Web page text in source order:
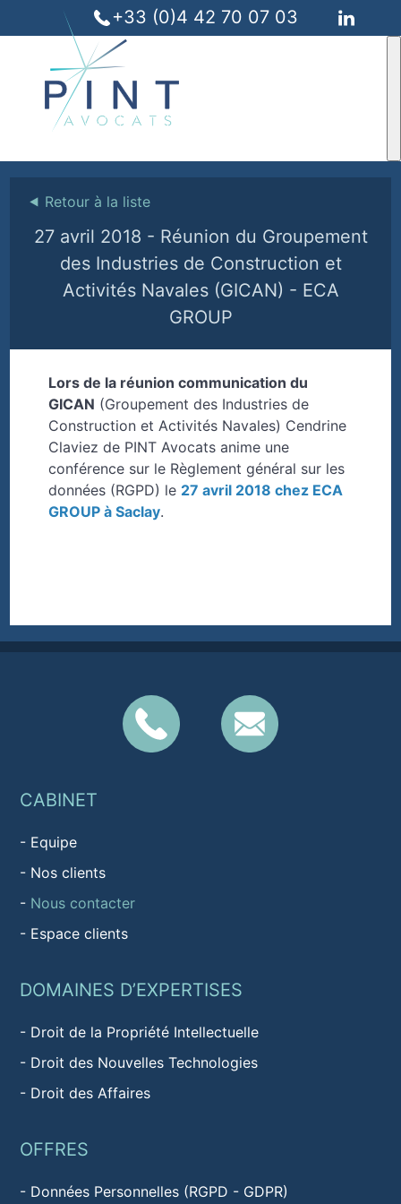
+33 (0)4 42 70 07 03
⯇ Retour à la liste
27 avril 2018 - Réunion du Groupement
des Industries de Construction et
Activités Navales (GICAN) - ECA
GROUP
Lors de la réunion communication du
GICAN (Groupement des Industries de
Construction et Activités Navales) Cendrine
Claviez de PINT Avocats anime une
conférence sur le Règlement général sur les
données (RGPD) le 27 avril 2018 chez ECA
GROUP à Saclay.
CABINET
- Equipe
- Nos clients
- Nous contacter
- Espace clients
DOMAINES D’EXPERTISES
- Droit de la Propriété Intellectuelle
- Droit des Nouvelles Technologies
- Droit des Affaires
OFFRES
- Données Personnelles (RGPD - GDPR)